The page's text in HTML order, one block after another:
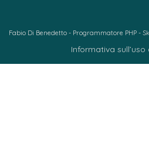
Fabio Di Benedetto - Programmatore PHP -
Informativa